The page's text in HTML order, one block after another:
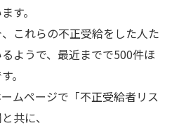
す。
これらの不正受給をした人た
ようで、最近までで500件ほ
。
ムページで「不正受給者リス
共に、